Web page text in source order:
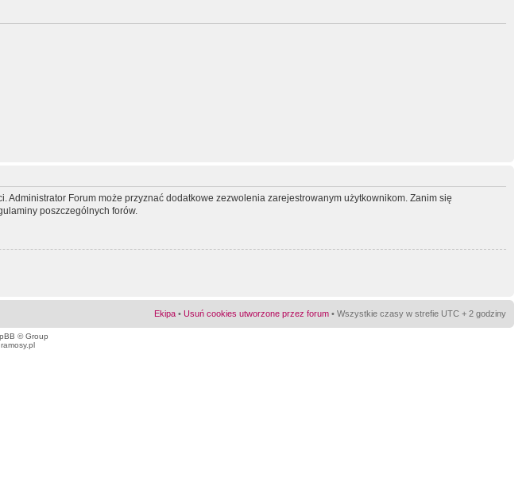
Forum może przyznać dodatkowe zezwolenia zarejestrowanym użytkownikom. Zanim się
poszczególnych forów.
Ekipa • Usuń cookies utworzone przez forum • Wszystkie czasy w strefie UTC + 2 godziny
© Group